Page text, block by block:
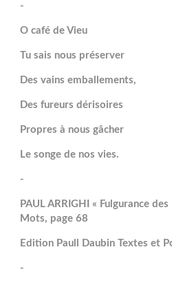
-
O café de Vieu
Tu sais nous préserver
Des vains emballements,
Des fureurs dérisoires
Propres à nous gâcher
Le songe de nos vies.
-
PAUL ARRIGHI « Fulgurance
Mots, page 68
Edition Paull Daubin Textes et
-